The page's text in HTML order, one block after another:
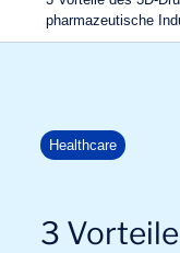
pharmazeutische
Healthcare
3